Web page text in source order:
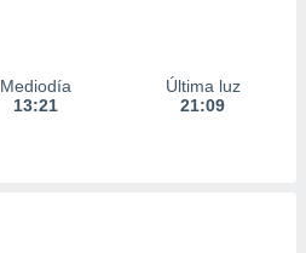
Mediodía
13:21
Última luz
21:09